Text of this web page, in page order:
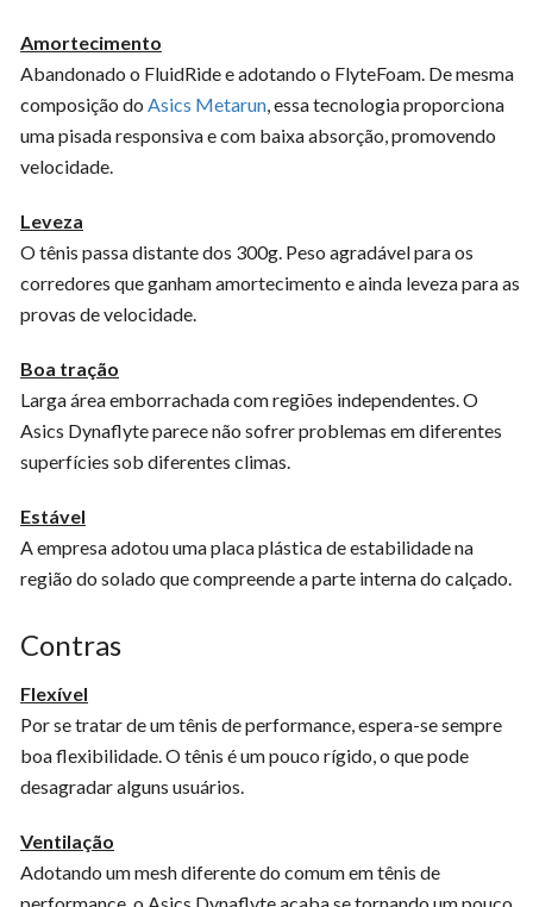
Amortecimento
Abandonado o FluidRide e adotando o FlyteFoam. De mesma
composição do Asics Metarun, essa tecnologia proporciona
uma pisada responsiva e com baixa absorção, promovendo
velocidade.
Leveza
O tênis passa distante dos 300g. Peso agradável para os
corredores que ganham amortecimento e ainda leveza para as
provas de velocidade.
Boa tração
Larga área emborrachada com regiões independentes. O
Asics Dynaflyte parece não sofrer problemas em diferentes
superfícies sob diferentes climas.
Estável
A empresa adotou uma placa plástica de estabilidade na
região do solado que compreende a parte interna do calçado.
Contras
Flexível
Por se tratar de um tênis de performance, espera-se sempre
boa flexibilidade. O tênis é um pouco rígido, o que pode
desagradar alguns usuários.
Ventilação
Adotando um mesh diferente do comum em tênis de